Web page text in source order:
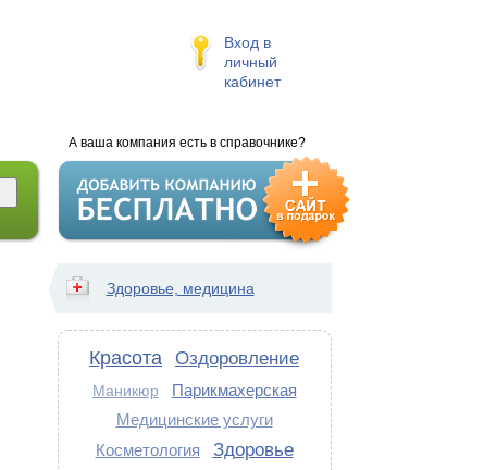
Вход в
личный
кабинет
А ваша компания есть в справочнике?
Здоровье, медицина
Красота Оздоровление
Маникюр
Парикмахерская
Медицинские услуги
Косметология
Здоровье